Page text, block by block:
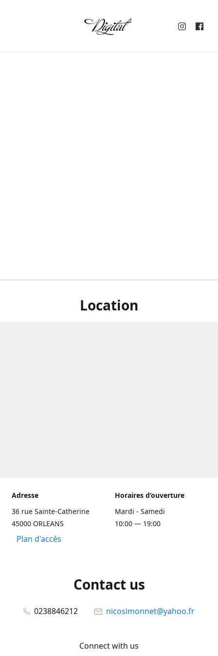
Location
Adresse
36 rue Sainte-Catherine
45000 ORLEANS
Plan d'accès
Horaires d’ouverture
Mardi - Samedi
10:00 — 19:00
Contact us
0238846212 nicosimonnet@yahoo.fr
Connect with us